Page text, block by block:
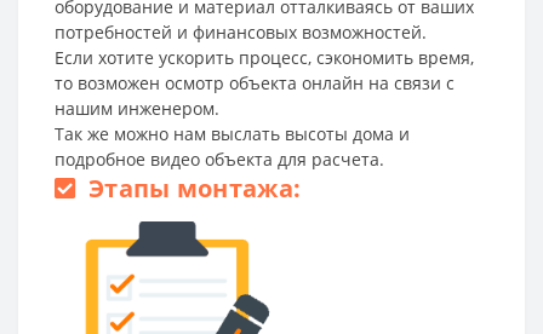
оборудование и материал отталкиваясь от ваших
потребностей и финансовых возможностей.
Если хотите ускорить процесс, сэкономить время,
то возможен осмотр объекта онлайн на связи с
нашим инженером.
Так же можно нам выслать высоты дома и
подробное видео объекта для расчета.
Этапы монтажа: